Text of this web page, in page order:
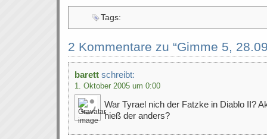
Tags:
2 Kommentare zu “Gimme 5,
barett schreibt:
1. Oktober 2005 um 0:00
War Tyrael nich der Fatzke in Diablo II?
hieß der anders?